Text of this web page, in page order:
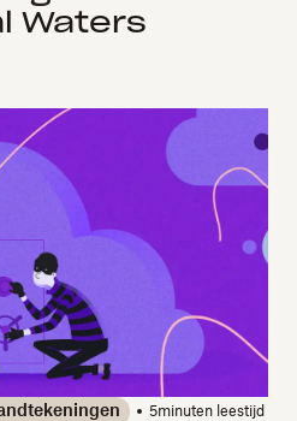
Waters
5minuten leestijd